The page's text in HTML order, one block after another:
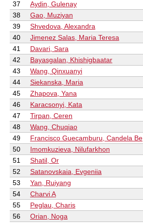
37 Aydin, Gulenay
38
Gao, Muziyan
39
Shvedova, Alexandra
40
Jimenez Salas, Maria Teresa
41
Davari, Sara
42
Bayasgalan, Khishigbaatar
43
Wang, Qinxuanyi
44
Siekanska, Maria
45
Zhapova, Yana
46
Karacsonyi, Kata
47
Tirpan, Ceren
48
Wang, Chuqiao
49
Francisco Guecamburu, Candela Be
50
Imomkuzieva, Nilufarkhon
51
Shatil, Or
52
Satanovskaia, Evgeniia
53
Yan, Ruiyang
54
Charvi A
55
Peglau, Charis
56
Orian, Noga